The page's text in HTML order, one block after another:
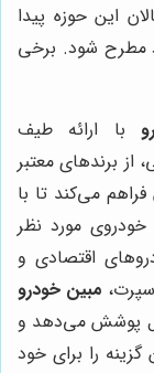
این حوزه پیدا
مطرح شود. برخی
با ارائه طیف
برندهای معتبر
فراهم می‌کند تا با
خودروی مورد نظر
اقتصادی و
مبین خودرو
پوشش می‌دهد و
را برای خود